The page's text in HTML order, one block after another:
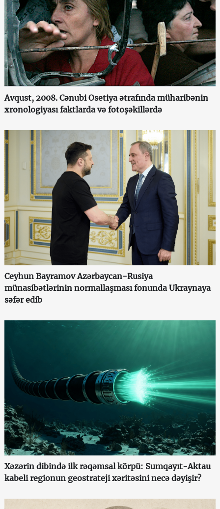
Avqust, 2008. Cənubi Osetiya ətrafında müharibənin
xronologiyası faktlarda və fotoşəkillərdə
Ceyhun Bayramov Azərbaycan-Rusiya
münasibətlərinin normallaşması fonunda Ukraynaya
səfər edib
Xəzərin dibində ilk rəqəmsal körpü: Sumqayıt-Aktau
kabeli regionun geostrateji xəritəsini necə dəyişir?